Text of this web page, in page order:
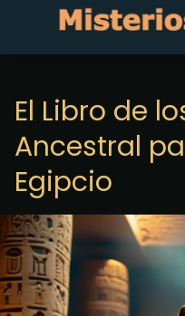
El Libro de
Ancestral
Egipcio